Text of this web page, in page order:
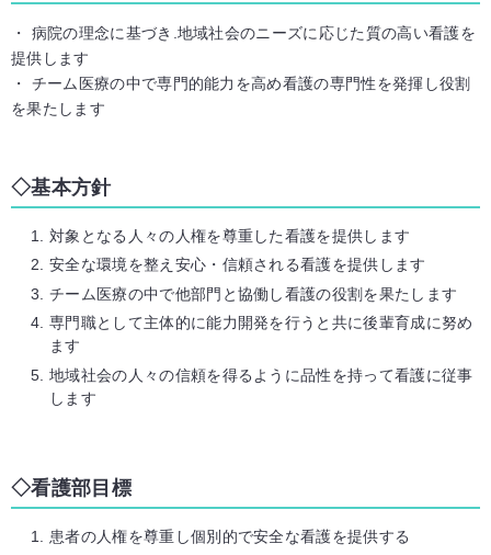
・ 病院の理念に基づき.地域社会のニーズに応じた質の高い看護を
提供します
・ チーム医療の中で専門的能力を高め看護の専門性を発揮し役割
を果たします
基本方針
対象となる人々の人権を尊重した看護を提供します
安全な環境を整え安心・信頼される看護を提供します
チーム医療の中で他部門と協働し看護の役割を果たします
専門職として主体的に能力開発を行うと共に後輩育成に努め
ます
地域社会の人々の信頼を得るように品性を持って看護に従事
します
看護部目標
患者の人権を尊重し個別的で安全な看護を提供する